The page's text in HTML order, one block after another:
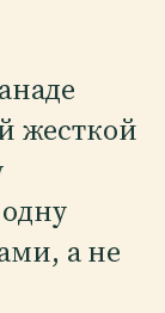
жесткой
а не